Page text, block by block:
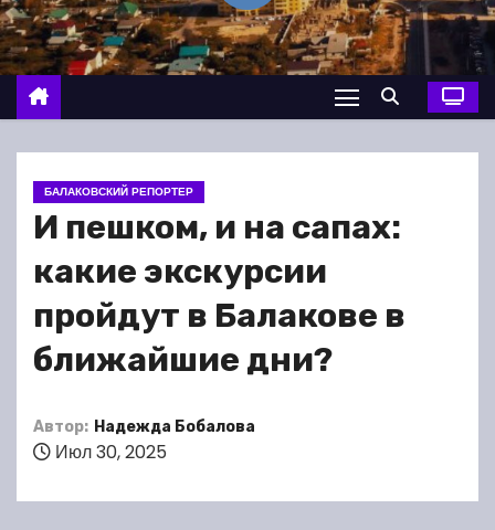
о
м
у
БАЛАКОВСКИЙ РЕПОРТЕР
И пешком, и на сапах:
какие экскурсии
пройдут в Балакове в
ближайшие дни?
Автор: Надежда Бобалова
Июл 30, 2025